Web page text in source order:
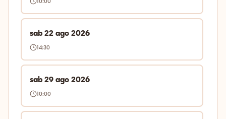
sab 22 ago 2026
14:30
sab 29 ago 2026
10:00